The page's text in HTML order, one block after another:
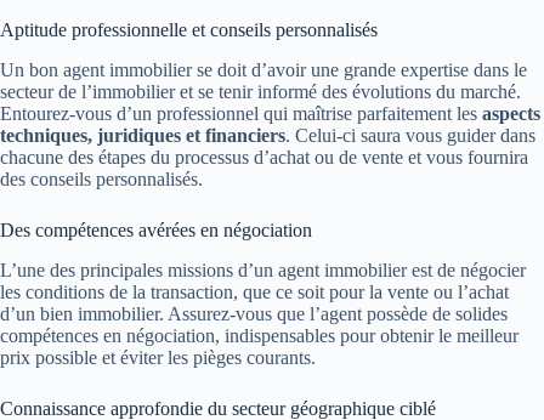
Aptitude professionnelle et conseils personnalisés
Un bon agent immobilier se doit d’avoir une grande expertise dans le
secteur de l’immobilier et se tenir informé des évolutions du marché.
Entourez-vous d’un professionnel qui maîtrise parfaitement les aspects
techniques, juridiques et financiers. Celui-ci saura vous guider dans
chacune des étapes du processus d’achat ou de vente et vous fournira
des conseils personnalisés.
Des compétences avérées en négociation
L’une des principales missions d’un agent immobilier est de négocier
les conditions de la transaction, que ce soit pour la vente ou l’achat
d’un bien immobilier. Assurez-vous que l’agent possède de solides
compétences en négociation, indispensables pour obtenir le meilleur
prix possible et éviter les pièges courants.
Connaissance approfondie du secteur géographique ciblé